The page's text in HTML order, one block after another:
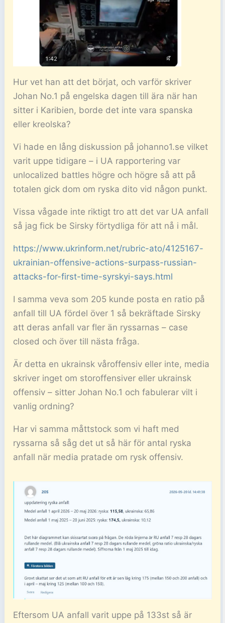
Hur vet han att det börjat, och varför skriver
Johan No.1 på engelska dagen till ära när han
sitter i Karibien, borde det inte vara spanska
eller kreolska?
Vi hade en lång diskussion på johanno1.se vilket
varit uppe tidigare – i UA rapportering var
unlocalized battles högre och högre så att på
totalen gick dom om ryska dito vid någon punkt.
Vissa vågade inte riktigt tro att det var UA anfall
så jag fick be Sirsky förtydliga för att nå i mål.
https://www.ukrinform.net/rubric-ato/4125167-
ukrainian-offensive-actions-surpass-russian-
attacks-for-first-time-syrskyi-says.html
I samma veva som 205 kunde posta en ratio på
anfall till UA fördel över 1 så bekräftade Sirsky
att deras anfall var fler än ryssarnas – case
closed och över till nästa fråga.
Är detta en ukrainsk våroffensiv eller inte, media
skriver inget om storoffensiver eller ukrainsk
offensiv – sitter Johan No.1 och fabulerar vilt i
vanlig ordning?
Har vi samma måttstock som vi haft med
ryssarna så såg det ut så här för antal ryska
anfall när media pratade om rysk offensiv.
Eftersom UA anfall varit uppe på 133st så är